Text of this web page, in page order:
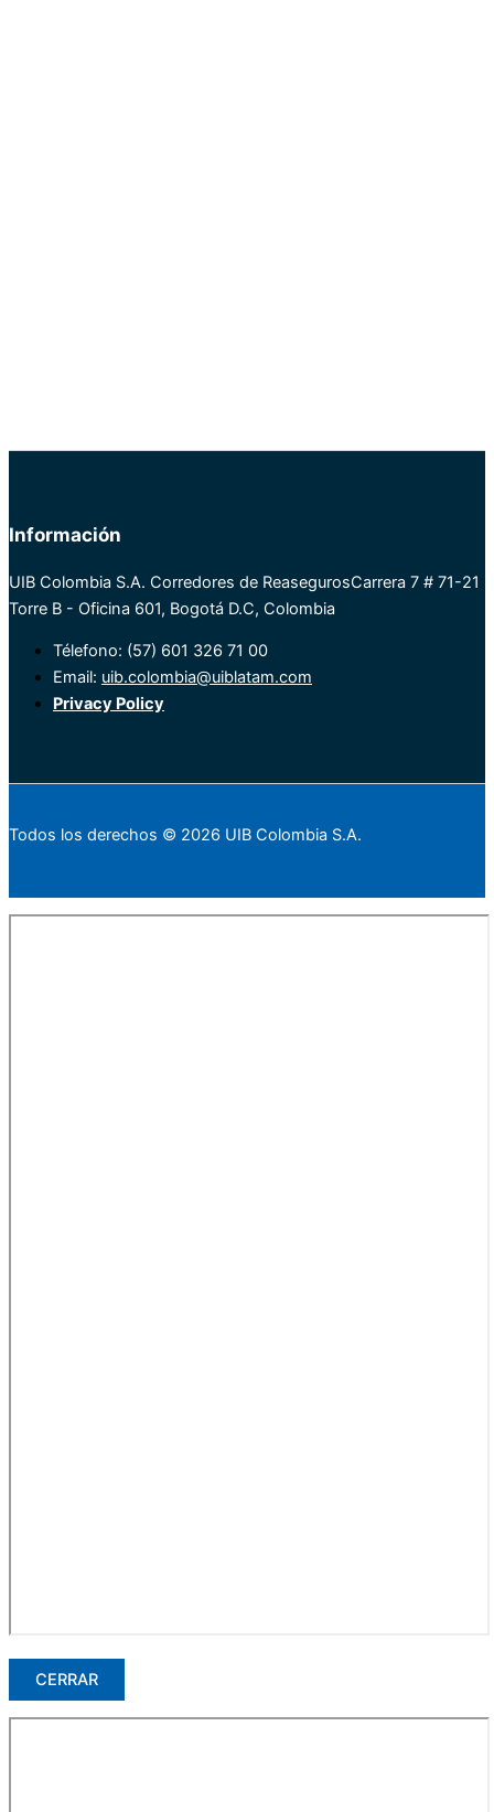
Información
UIB Colombia S.A. Corredores de ReasegurosCarrera 7 # 71-21
Torre B - Oficina 601, Bogotá D.C, Colombia
Télefono: (57) 601 326 71 00
Email: uib.colombia@uiblatam.com
Privacy Policy
Todos los derechos © 2026 UIB Colombia S.A.
CERRAR